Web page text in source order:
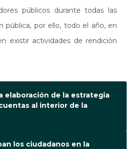
públicos durante todas las
pública, por ello, todo el año, en
existir actividades de rendición
elaboración de la estrategia
al interior de la
los ciudadanos en la